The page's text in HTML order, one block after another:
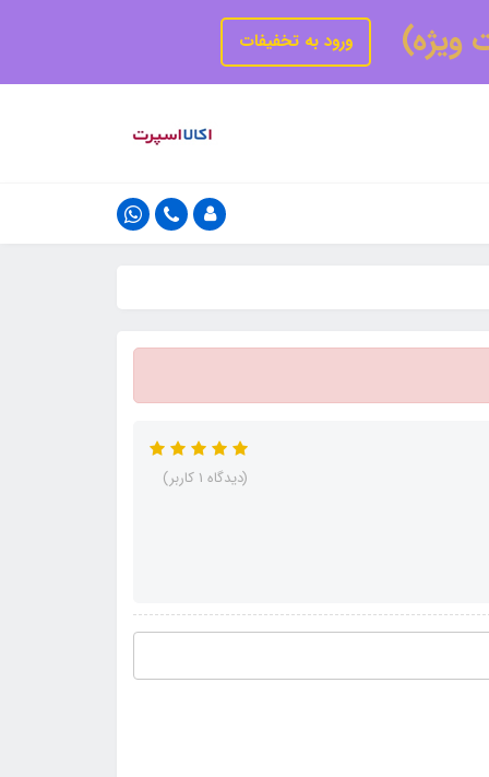
ویژه) ورود به تخفیفات
(دیدگاه 1 کاربر)